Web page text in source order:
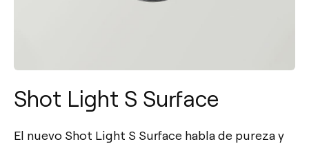
Shot Light S Surface
El nuevo Shot Light S Surface habla de pureza y